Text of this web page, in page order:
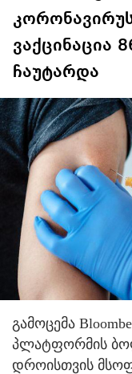
ვაქცინაცია
ჩაუტარდა
გამოცემა
პლატფორმის
დროისთვის